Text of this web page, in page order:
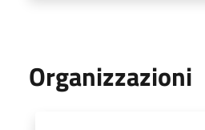
Organizzazioni